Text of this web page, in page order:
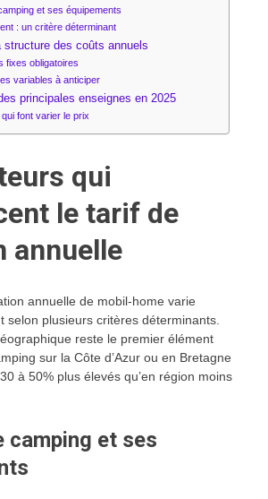
et ses équipements
: un critère déterminant
structure des coûts annuels
fixes obligatoires
variables à anticiper
principales enseignes en 2025
font varier le prix
qui
le tarif de
annuelle
annuelle de mobil-home varie
selon plusieurs critères déterminants.
reste le premier élément
sur la Côte d’Azur ou en Bretagne
à 50% plus élevés qu’en région moins
camping et ses